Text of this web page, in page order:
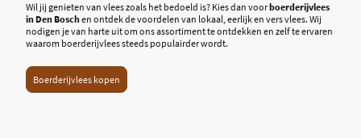
Wil jij genieten van vlees zoals het bedoeld is? Kies dan voorboerderijvlees
in Den Boschen ontdek de voordelen van lokaal, eerlijk en vers vlees. Wij
nodigen je van harte uit om ons assortiment te ontdekken en zelf te ervaren
waarom boerderijvlees steeds populairder wordt.
Boerderijvlees kopen